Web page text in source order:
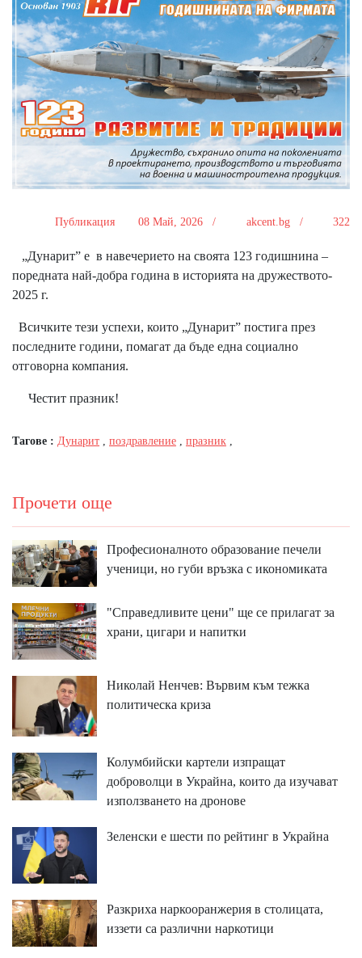
Публикация 08 Май, 2026 / akcent.bg / 322
„Дунарит” е в навечерието на своята 123 годишнина –
поредната най-добра година в историята на дружеството-
2025 г.
Всичките тези успехи, които „Дунарит” постига през
последните години, помагат да бъде една социално
отговорна компания.
Честит празник!
Тагове : Дунарит , поздравление , празник ,
Прочети още
Професионалното образование печели
ученици, но губи връзка с икономиката
"Справедливите цени" ще се прилагат за
храни, цигари и напитки
Николай Ненчев: Вървим към тежка
политическа криза
Колумбийски картели изпращат
доброволци в Украйна, които да изучават
използването на дронове
Зеленски е шести по рейтинг в Украйна
Разкриха наркооранжерия в столицата,
иззети са различни наркотици